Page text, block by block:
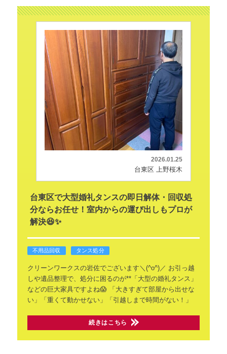
2026.01.25
台東区 上野桜木
台東区で大型婚礼タンスの即日解体・回収処
分ならお任せ！室内からの運び出しもプロが
解決😆✨
不用品回収 タンス処分
クリーンワークスの岩佐でございます＼(^o^)／ お引っ越
しや遺品整理で、処分に困るのが**「大型の婚礼タンス」
などの巨大家具ですよね😱
「大きすぎて部屋から出せな
い」「重くて動かせない」「引越しまで時間がない！」
続きはこちら